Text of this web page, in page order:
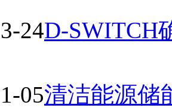
24D-SWITCH
05清洁能源储